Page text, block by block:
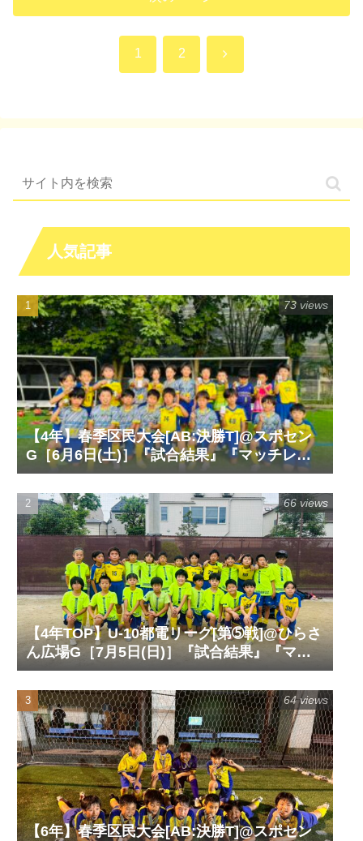
1 2 次
人気記事
【4年】春季区民大会[AB:決勝T]@スポセン
G［6月6日(土)］『試合結果』『マッチレポ
ート』『試合動画』
73 views
【4年TOP】U-10都電リーグ[第➄戦]@ひらさ
ん広場G［7月5日(日)］『試合結果』『マッ
チレポート』『試合動画』
66 views
【6年】春季区民大会[AB:決勝T]@スポセン
64 views